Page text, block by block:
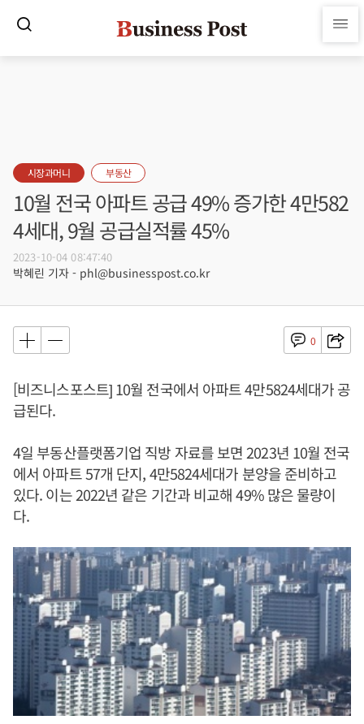
시장과머니 부동산
10월 전국 아파트 공급 49% 증가한 4만582
4세대, 9월 공급실적률 45%
2023-10-04 08:47:40
박혜린 기자 - phl@businesspost.co.kr
0
[비즈니스포스트] 10월 전국에서 아파트 4만5824세대가 공
급된다.
4일 부동산플랫폼기업 직방 자료를 보면 2023년 10월 전국
에서 아파트 57개 단지, 4만5824세대가 분양을 준비하고
있다. 이는 2022년 같은 기간과 비교해 49% 많은 물량이
다.